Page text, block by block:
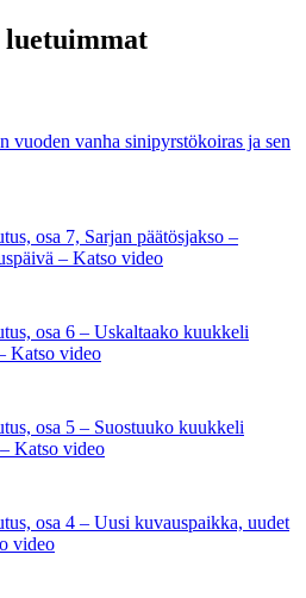
vuoden vanha sinipyrstökoiras ja sen
osa 7, Sarjan päätösjakso –
– Katso video
osa 6 – Uskaltaako kuukkeli
Katso video
osa 5 – Suostuuko kuukkeli
Katso video
osa 4 – Uusi kuvauspaikka, uudet
video